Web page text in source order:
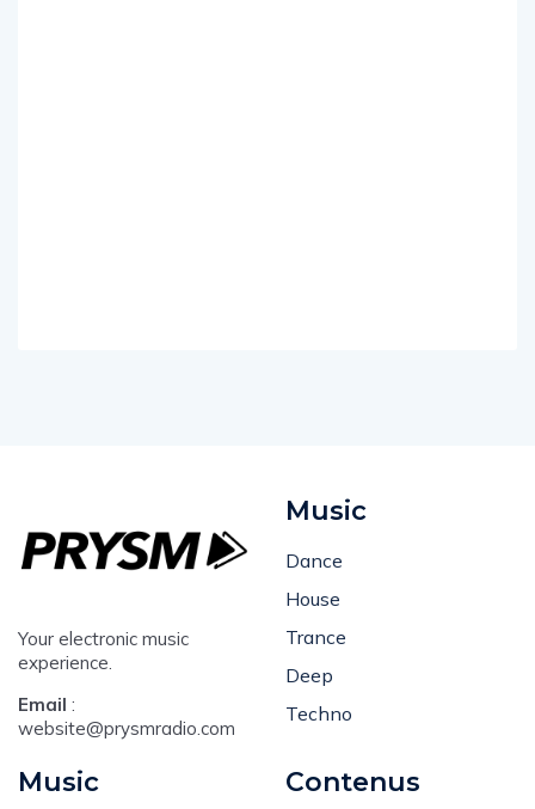
Your electronic music
experience.
Email :
website@prysmradio.com
Music
Dance
House
Trance
Deep
Techno
Music Contenus